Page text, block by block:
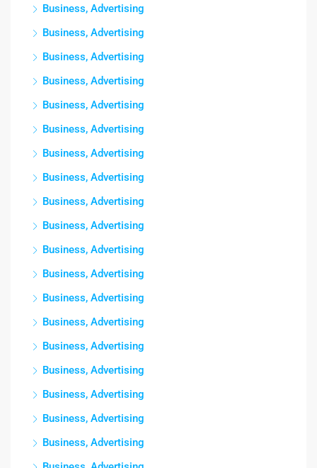
Business, Advertising
Business, Advertising
Business, Advertising
Business, Advertising
Business, Advertising
Business, Advertising
Business, Advertising
Business, Advertising
Business, Advertising
Business, Advertising
Business, Advertising
Business, Advertising
Business, Advertising
Business, Advertising
Business, Advertising
Business, Advertising
Business, Advertising
Business, Advertising
Business, Advertising